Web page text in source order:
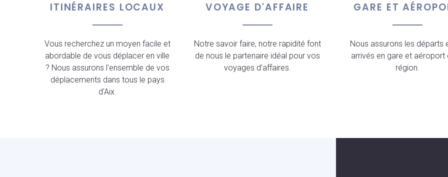
ITINÉRAIRES LOCAUX
Vous recherchez un moyen facile et
abordable de vous déplacer en ville
? Nous assurons l'ensemble de vos
déplacements dans tous le pays
d'Aix.
VOYAGE D'AFFAIRE
Notre savoir faire, notre rapidité font
de nous le partenaire idéal pour vos
voyages d’affaires.
GARE ET
Nous assurons les départs
arrivés en gare et aéroport
région.